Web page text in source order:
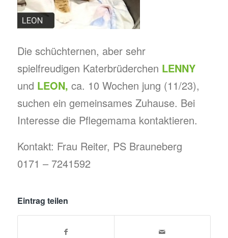
Die schüchternen, aber sehr
spielfreudigen Katerbrüderchen LENNY
und LEON, ca. 10 Wochen jung (11/23),
suchen ein gemeinsames Zuhause. Bei
Interesse die Pflegemama kontaktieren.
Kontakt: Frau Reiter, PS Brauneberg
0171 – 7241592
Eintrag teilen